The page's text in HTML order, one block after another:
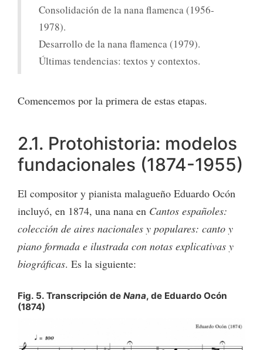
Consolidación de la nana flamenca (1956-
1978).
Desarrollo de la nana flamenca (1979).
Últimas tendencias: textos y contextos.
Comencemos por la primera de estas etapas.
2.1. Protohistoria: modelos
fundacionales (1874-1955)
El compositor y pianista malagueño Eduardo Ocón
incluyó, en 1874, una nana en Cantos españoles:
colección de aires nacionales y populares: canto y
piano formada e ilustrada con notas explicativas y
biográficas. Es la siguiente:
Fig. 5. Transcripción de Nana, de Eduardo Ocón
(1874)